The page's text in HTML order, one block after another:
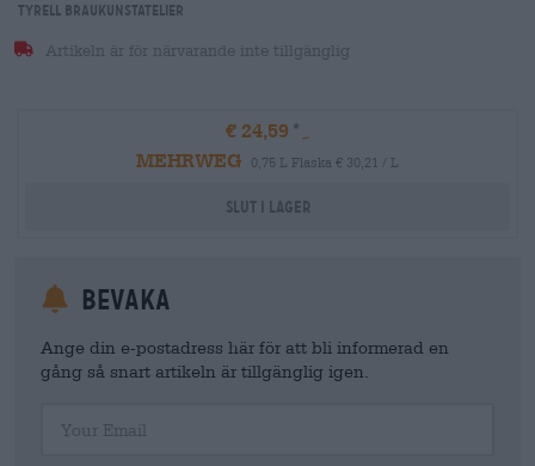
Tyrell BrauKunstAtelier
Artikeln är för närvarande inte tillgänglig
€ 24,59
MEHRWEG
0,75 L Flaska € 30,21 / L
Slut i lager
Bevaka
Ange din e-postadress här för att bli informerad en
gång så snart artikeln är tillgänglig igen.